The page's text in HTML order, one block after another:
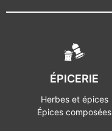
ÉPICERIE
Herbes et épices
Épices composées